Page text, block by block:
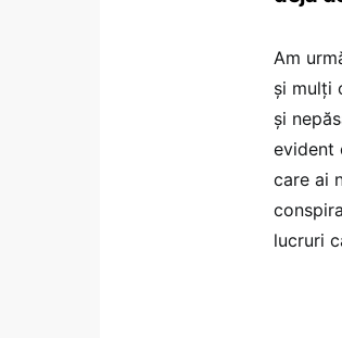
Am
și mulți
și
evident
care ai
lucruri